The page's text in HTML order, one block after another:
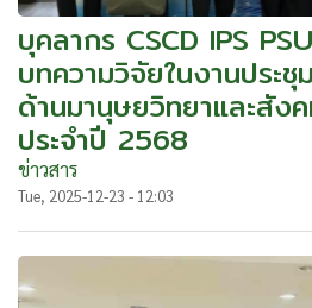
บุคลากร CSCD IPS
บทความวิจัยในงานประชุ
ด้านมานุษยวิทยาและสัง
ประจำปี 2568
ข่าวสาร
Tue, 2025-12-23 - 12:03